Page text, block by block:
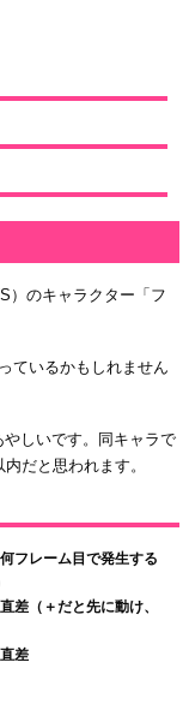
）のキャラクター「フ
ているかもしれません
しいです。同キャラで
だと思われます。
フレーム目で発生する
差（＋だと先に動け、
差